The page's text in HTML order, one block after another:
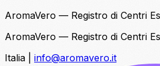
AromaVero — Registro di Centri
AromaVero — Registro di Centri
Italia
info@aromavero.it